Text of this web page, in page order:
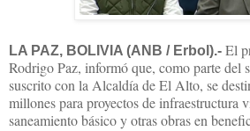
LA PAZ, BOLIVIA (ANB / Erbol).- El
Rodrigo Paz, informó que, como parte del
suscrito con la Alcaldía de El Alto, se
millones para proyectos de infraestructura
saneamiento básico y otras obras en